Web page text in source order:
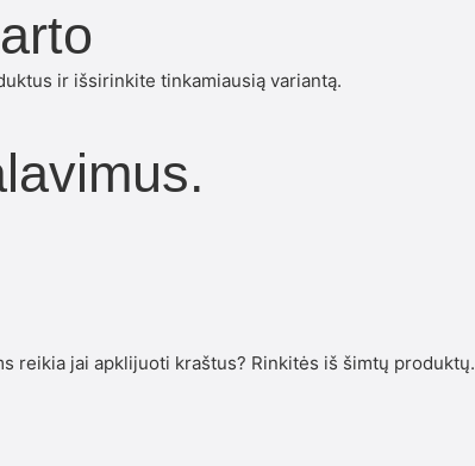
ir išsirinkite tinkamiausią variantą.
reikia jai apklijuoti kraštus? Rinkitės iš šimtų produktų.